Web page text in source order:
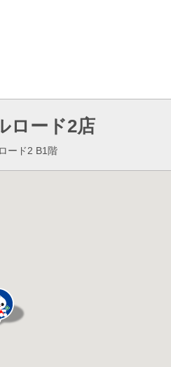
ロード2店
ード2 B1階